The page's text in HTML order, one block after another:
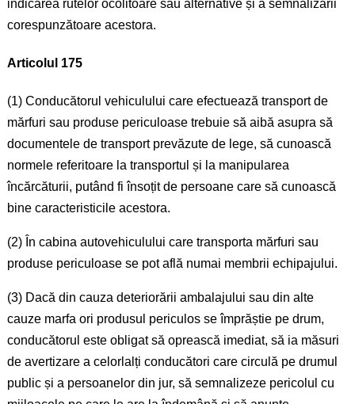
indicarea rutelor ocolitoare sau alternative și a semnalizării
corespunzătoare acestora.
Articolul 175
(1) Conducătorul vehiculului care efectuează transport de
mărfuri sau produse periculoase trebuie să aibă asupra să
documentele de transport prevăzute de lege, să cunoască
normele referitoare la transportul și la manipularea
încărcăturii, putând fi însoțit de persoane care să cunoască
bine caracteristicile acestora.
(2) În cabina autovehiculului care transporta mărfuri sau
produse periculoase se pot află numai membrii echipajului.
(3) Dacă din cauza deteriorării ambalajului sau din alte
cauze marfa ori produsul periculos se împrăștie pe drum,
conducătorul este obligat să oprească imediat, să ia măsuri
de avertizare a celorlalți conducători care circulă pe drumul
public și a persoanelor din jur, să semnalizeze pericolul cu